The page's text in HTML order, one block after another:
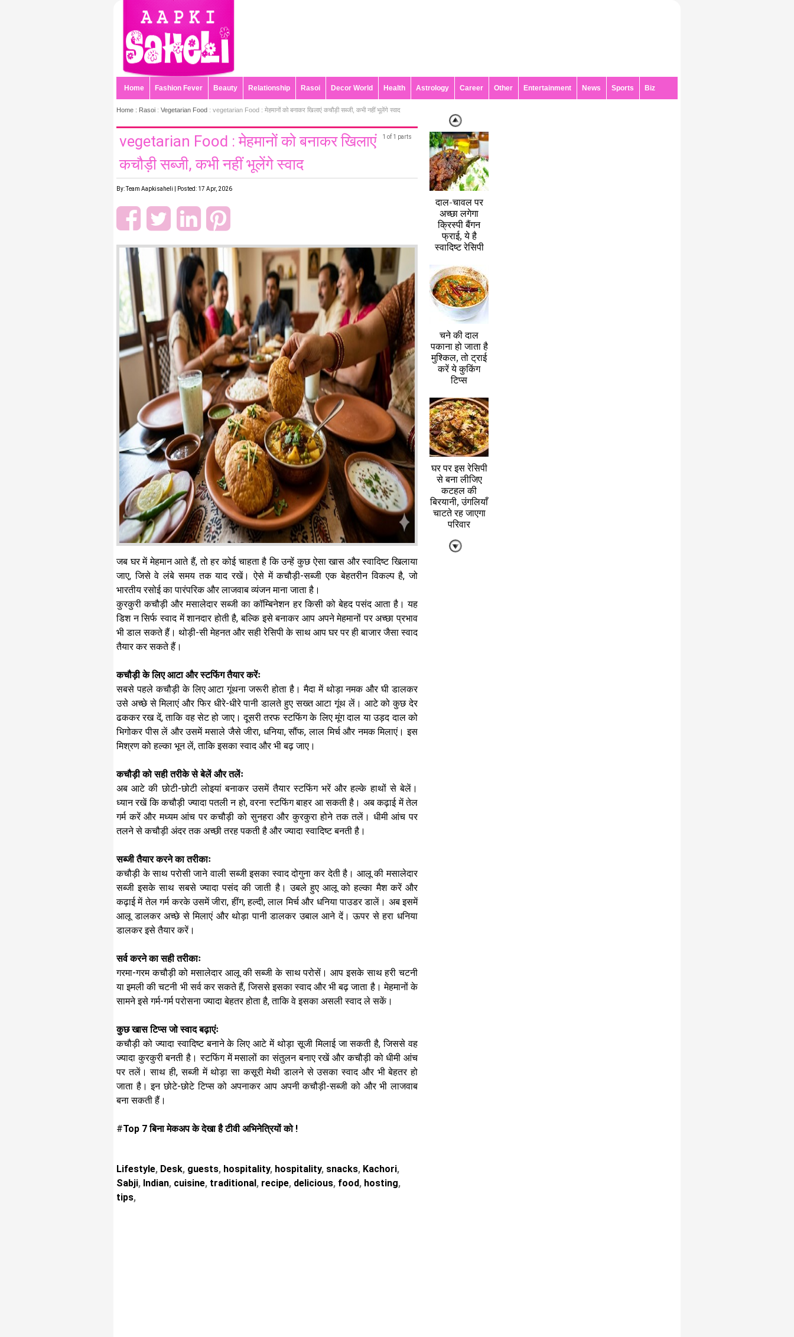
Home Fashion Fever Beauty Relationship Rasoi Decor World Health Astrology Career Other Entertainment News Sports Biz
Home : Rasoi : Vegetarian Food : vegetarian Food : मेहमानों को बनाकर खिलाएं कचौड़ी सब्जी, कभी नहीं भूलेंगे स्वाद
1 of 1 parts
vegetarian Food : मेहमानों को बनाकर खिलाएं
कचौड़ी सब्जी, कभी नहीं भूलेंगे स्वाद
By: Team Aapkisaheli | Posted: 17 Apr, 2026
जब घर में मेहमान आते हैं, तो हर कोई चाहता है कि उन्हें कुछ ऐसा खास और स्वादिष्ट खिलाया
जाए, जिसे वे लंबे समय तक याद रखें। ऐसे में कचौड़ी-सब्जी एक बेहतरीन विकल्प है, जो
भारतीय रसोई का पारंपरिक और लाजवाब व्यंजन माना जाता है।
कुरकुरी कचौड़ी और मसालेदार सब्जी का कॉम्बिनेशन हर किसी को बेहद पसंद आता है। यह
डिश न सिर्फ स्वाद में शानदार होती है, बल्कि इसे बनाकर आप अपने मेहमानों पर अच्छा प्रभाव
भी डाल सकते हैं। थोड़ी-सी मेहनत और सही रेसिपी के साथ आप घर पर ही बाजार जैसा स्वाद
तैयार कर सकते हैं।
कचौड़ी के लिए आटा और स्टफिंग तैयार करेंः
सबसे पहले कचौड़ी के लिए आटा गूंथना जरूरी होता है। मैदा में थोड़ा नमक और घी डालकर
उसे अच्छे से मिलाएं और फिर धीरे-धीरे पानी डालते हुए सख्त आटा गूंथ लें। आटे को कुछ देर
ढककर रख दें, ताकि वह सेट हो जाए। दूसरी तरफ स्टफिंग के लिए मूंग दाल या उड़द दाल को
भिगोकर पीस लें और उसमें मसाले जैसे जीरा, धनिया, सौंफ, लाल मिर्च और नमक मिलाएं। इस
मिश्रण को हल्का भून लें, ताकि इसका स्वाद और भी बढ़ जाए।
कचौड़ी को सही तरीके से बेलें और तलेंः
अब आटे की छोटी-छोटी लोइयां बनाकर उसमें तैयार स्टफिंग भरें और हल्के हाथों से बेलें।
ध्यान रखें कि कचौड़ी ज्यादा पतली न हो, वरना स्टफिंग बाहर आ सकती है। अब कढ़ाई में तेल
गर्म करें और मध्यम आंच पर कचौड़ी को सुनहरा और कुरकुरा होने तक तलें। धीमी आंच पर
तलने से कचौड़ी अंदर तक अच्छी तरह पकती है और ज्यादा स्वादिष्ट बनती है।
सब्जी तैयार करने का तरीकाः
कचौड़ी के साथ परोसी जाने वाली सब्जी इसका स्वाद दोगुना कर देती है। आलू की मसालेदार
सब्जी इसके साथ सबसे ज्यादा पसंद की जाती है। उबले हुए आलू को हल्का मैश करें और
कढ़ाई में तेल गर्म करके उसमें जीरा, हींग, हल्दी, लाल मिर्च और धनिया पाउडर डालें। अब इसमें
आलू डालकर अच्छे से मिलाएं और थोड़ा पानी डालकर उबाल आने दें। ऊपर से हरा धनिया
डालकर इसे तैयार करें।
सर्व करने का सही तरीकाः
गरमा-गरम कचौड़ी को मसालेदार आलू की सब्जी के साथ परोसें। आप इसके साथ हरी चटनी
या इमली की चटनी भी सर्व कर सकते हैं, जिससे इसका स्वाद और भी बढ़ जाता है। मेहमानों के
सामने इसे गर्म-गर्म परोसना ज्यादा बेहतर होता है, ताकि वे इसका असली स्वाद ले सकें।
कुछ खास टिप्स जो स्वाद बढ़ाएंः
कचौड़ी को ज्यादा स्वादिष्ट बनाने के लिए आटे में थोड़ा सूजी मिलाई जा सकती है, जिससे वह
ज्यादा कुरकुरी बनती है। स्टफिंग में मसालों का संतुलन बनाए रखें और कचौड़ी को धीमी आंच
पर तलें। साथ ही, सब्जी में थोड़ा सा कसूरी मेथी डालने से उसका स्वाद और भी बेहतर हो
जाता है। इन छोटे-छोटे टिप्स को अपनाकर आप अपनी कचौड़ी-सब्जी को और भी लाजवाब
बना सकती हैं।
#Top 7 बिना मेकअप के देखा है टीवी अभिनेत्रियों को !
Lifestyle, Desk, guests, hospitality, hospitality, snacks, Kachori,
Sabji, Indian, cuisine, traditional, recipe, delicious, food, hosting,
tips,
दाल-चावल पर
अच्छा लगेगा
क्रिस्पी बैंगन
फ्राई, ये है
स्वादिष्ट रेसिपी
चने की दाल
पकाना हो जाता है
मुश्किल, तो ट्राई
करें ये कुकिंग
टिप्स
घर पर इस रेसिपी
से बना लीजिए
कटहल की
बिरयानी, उंगलियाँ
चाटते रह जाएगा
परिवार